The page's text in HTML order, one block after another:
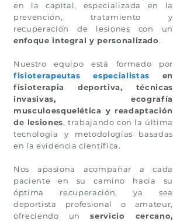
en la capital, especializada en la
prevención, tratamiento y
recuperación de lesiones con un
enfoque integral y personalizado.
Nuestro equipo está formado por
fisioterapeutas especialistas en
fisioterapia deportiva, técnicas
invasivas, ecografía
musculoesquelética y readaptación
de lesiones, trabajando con la última
tecnología y metodologías basadas
en la evidencia científica.
Nos apasiona acompañar a cada
paciente en su camino hacia su
óptima recuperación, ya sea
deportista profesional o amateur,
ofreciendo unservicio cercano,